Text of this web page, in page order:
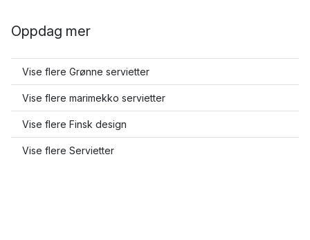
Oppdag mer
Vise flere Grønne servietter
Vise flere marimekko servietter
Vise flere Finsk design
Vise flere Servietter